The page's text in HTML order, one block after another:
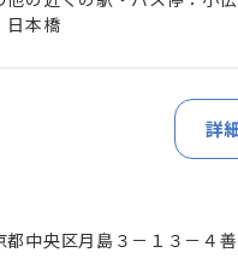
日本橋
詳
都中央区月島３－１３－４